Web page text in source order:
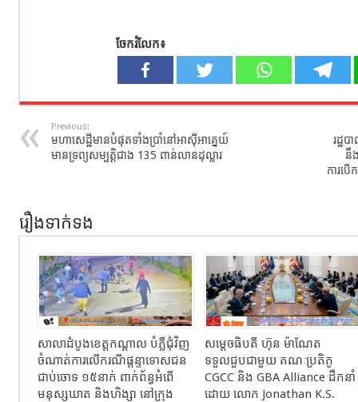
ចែករំលែក៖
Previous:
មហាសេដ្ឋីមានបំផុតទាំងប្រាំនៅអាស៊ីអាគ្នេយ៍
មានទ្រព្យសម្បត្តិជាង 135 ពាន់លានដុល្លារ
រដ្ឋ
នឹ
ការប
រឿងទាក់ទង
សាលាដំបូងខេត្តកណ្ដាល បំភ្លឺជុំវិញ
ចំណាត់ការលើករណីផ្ដន្ទាទោសជន
ជាប់ចោទ ១៥នាក់ ពាក់ព័ន្ធអំពើ
មនុស្សឃាត និងហិង្សា នៅក្រុង
សម្ដេចធិបតី ហ៊ុន ម៉ាណែត
ទទួលជួបជាមួយ គណៈប្រតិភូ
CGCC និង GBA Alliance ដឹកនាំ
ដោយ លោក Jonathan K.S.